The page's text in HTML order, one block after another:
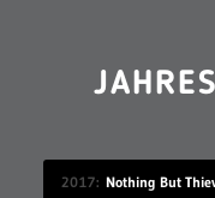
2017 Nothing But